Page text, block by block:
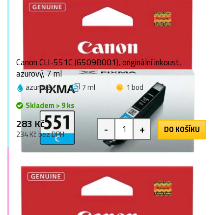
Canon CLI-551C (6509B001), originální inkoust,
azurový, 7 ml
azurová 7 ml
1 bod
Skladem > 9 ks
283 Kč
234 Kč bez DPH - + DO KOŠÍKU